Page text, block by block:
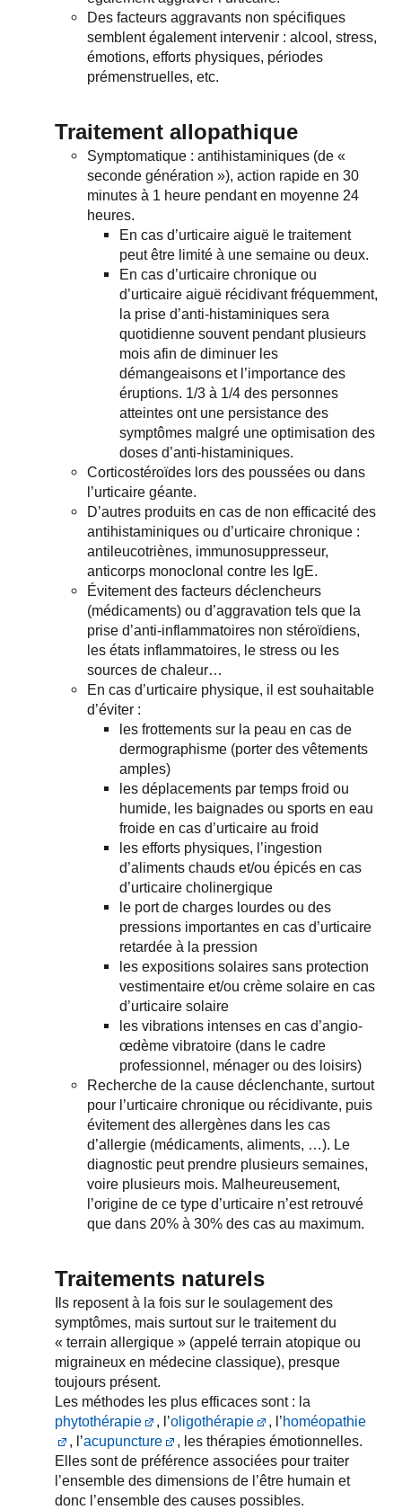
Des facteurs aggravants non spécifiques
semblent également intervenir : alcool, stress,
émotions, efforts physiques, périodes
prémenstruelles, etc.
Traitement allopathique
Symptomatique : antihistaminiques (de «
seconde génération »), action rapide en 30
minutes à 1 heure pendant en moyenne 24
heures.
En cas d’urticaire aiguë le traitement
peut être limité à une semaine ou deux.
En cas d’urticaire chronique ou
d’urticaire aiguë récidivant fréquemment,
la prise d’anti-histaminiques sera
quotidienne souvent pendant plusieurs
mois afin de diminuer les
démangeaisons et l’importance des
éruptions. 1/3 à 1/4 des personnes
atteintes ont une persistance des
symptômes malgré une optimisation des
doses d’anti-histaminiques.
Corticostéroïdes lors des poussées ou dans
l’urticaire géante.
D’autres produits en cas de non efficacité des
antihistaminiques ou d’urticaire chronique :
antileucotriènes, immunosuppresseur,
anticorps monoclonal contre les IgE.
Évitement des facteurs déclencheurs
(médicaments) ou d’aggravation tels que la
prise d’anti-inflammatoires non stéroïdiens,
les états inflammatoires, le stress ou les
sources de chaleur…
En cas d’urticaire physique, il est souhaitable
d’éviter :
les frottements sur la peau en cas de
dermographisme (porter des vêtements
amples)
les déplacements par temps froid ou
humide, les baignades ou sports en eau
froide en cas d’urticaire au froid
les efforts physiques, l’ingestion
d’aliments chauds et/ou épicés en cas
d’urticaire cholinergique
le port de charges lourdes ou des
pressions importantes en cas d’urticaire
retardée à la pression
les expositions solaires sans protection
vestimentaire et/ou crème solaire en cas
d’urticaire solaire
les vibrations intenses en cas d’angio-
œdème vibratoire (dans le cadre
professionnel, ménager ou des loisirs)
Recherche de la cause déclenchante, surtout
pour l’urticaire chronique ou récidivante, puis
évitement des allergènes dans les cas
d’allergie (médicaments, aliments, …). Le
diagnostic peut prendre plusieurs semaines,
voire plusieurs mois. Malheureusement,
l’origine de ce type d’urticaire n’est retrouvé
que dans 20% à 30% des cas au maximum.
Traitements naturels
Ils reposent à la fois sur le soulagement des
symptômes, mais surtout sur le traitement du
« terrain allergique » (appelé terrain atopique ou
migraineux en médecine classique), presque
toujours présent.
Les méthodes les plus efficaces sont : la
phytothérapie
, l’oligothérapie , l’homéopathie
, l’acupuncture
, les thérapies émotionnelles.
Elles sont de préférence associées pour traiter
l’ensemble des dimensions de l’être humain et
donc l’ensemble des causes possibles.